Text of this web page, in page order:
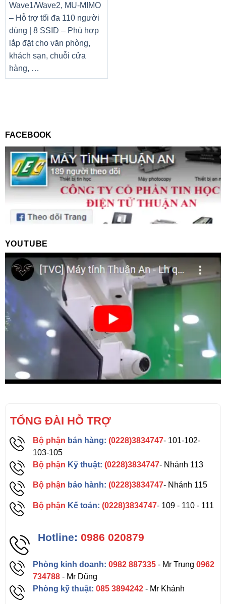
Wave1/Wave2, MU-MIMO
– Hỗ trợ tối đa 110 người
dùng | 8 SSID – Phù hợp
lắp đặt cho văn phòng,
khách sạn, chuỗi cửa
hàng, …
FACEBOOK
YOUTUBE
TỔNG ĐÀI HỖ TRỢ
Bộ phận bán hàng: (0228)3834747- 101-102-
103-105
Bộ phận Kỹ thuật: (0228)3834747- Nhánh 113
Bộ phận bảo hành: (0228)3834747- Nhánh 115
Bộ phận Kế toán: (0228)3834747- 109 - 110 - 111
Hotline: 0986 020879
Phòng kinh doanh: 0982 887335 - Mr Trung0962
734788 - Mr Dũng
Phòng kỹ thuật:085 3894242 - Mr Khánh